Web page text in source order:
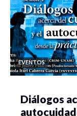
EVENTOS
Diálogos